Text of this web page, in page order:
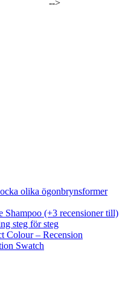
-->
olika ögonbrynsformer
Shampoo (+3 recensioner till)
steg för steg
Colour – Recension
Swatch